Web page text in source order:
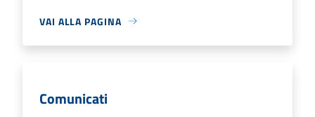
VAI ALLA PAGINA
Comunicati